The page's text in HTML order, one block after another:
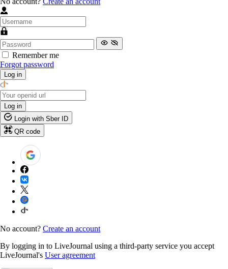
Remember me
Forgot password
Log in
Log in
Login with Sber ID
QR code
No account? Create an account
By logging in to LiveJournal using a third-party service you accept
LiveJournal's User agreement